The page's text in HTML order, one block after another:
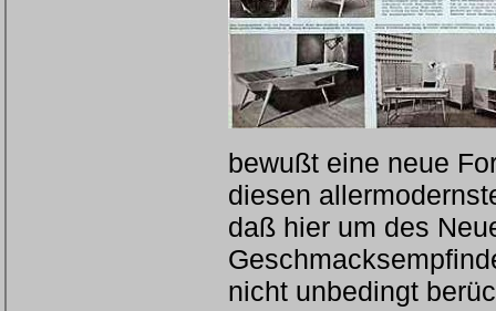
bewußt eine neue
diesen
daß hier um des
nicht unbedingt